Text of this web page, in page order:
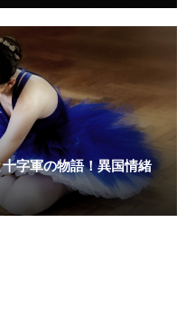
字軍の物語！異国情緒